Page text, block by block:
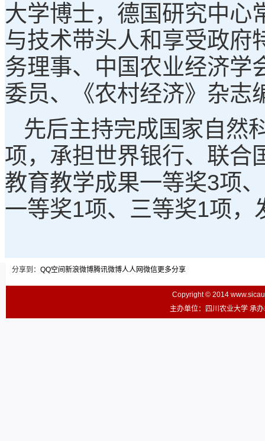
大学博士，德国研究中心
与技术带头人和享受政府
务理事、中国农业经济学
委员、《农村经济》杂志
先后主持完成国家自然
项，承担世界银行、联合
教育教学成果一等奖3项
一等奖1项、三等奖1项
分享到： QQ空间 新浪微博腾讯微博人人网微信更多分享
Copyright © 2014
主办单位：四川农业大学 承